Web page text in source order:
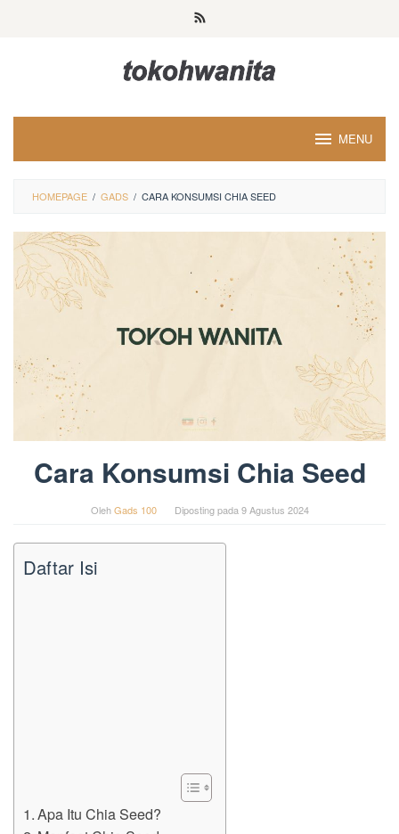
MENU
HOMEPAGE / GADS / CARA KONSUMSI CHIA SEED
Cara Konsumsi Chia Seed
OlehGads 100 Diposting pada 9 Agustus 2024
Daftar Isi
Apa Itu Chia Seed?